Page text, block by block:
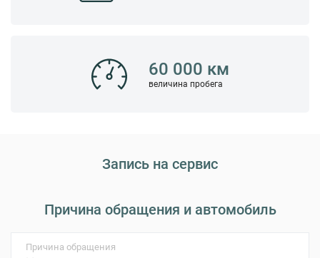
60 000 км
величина пробега
Запись на сервис
Причина обращения и автомобиль
Причина обращения